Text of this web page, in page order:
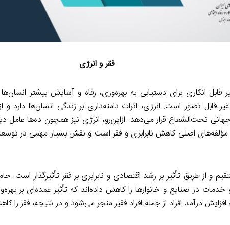
فقر و انرژی
قابل انکاری برای دستیابی به بهره‌وری، رفاه و آسایش بیشتر
تصور است. انرژی، اثرات دامنه‌داری بر زندگی انسان‌ها دارد و از
تحت‌الشعاع قرار می‌دهد. ازاین‌رو، انرژی نیز همچون ده‌ها عامل دیگر
اصلی کاهش نابرابری و فقر است و نقش بسیار مهمی در
و از طریق تأثیر بر رشد اقتصادی و نابرابری بر فقر تأثیرگذار است.
خدمات در صنایع و خانوارها را کاهش داده‌اند که تأثیر عمده‌ای بر
درآمد افراد از جمله افراد فقیر منجر می‌شود و در نتیجه، فقر را